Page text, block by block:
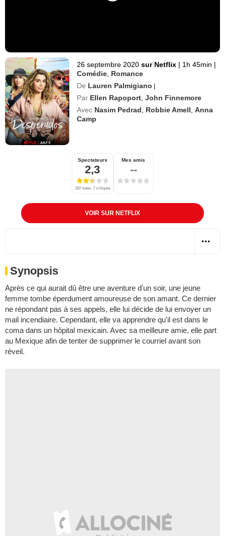
26 septembre 2020 sur Netflix | 1h 45min |
Comédie Romance
De Lauren Palmigiano |
Par Ellen Rapoport ,John Finnemore
Avec Nasim Pedrad Robbie Amell ,Anna
Camp
Spectateurs
2,3
162 notes, 7 critiques
Mes amis
--
VOIR SUR NETFLIX
Synopsis
Après ce qui aurait dû être une aventure d'un soir, une jeune
femme tombe éperdument amoureuse de son amant. Ce dernier
ne répondant pas à ses appels, elle lui décide de lui envoyer un
mail incendiaire. Cependant, elle va apprendre qu'il est dans le
coma dans un hôpital mexicain. Avec sa meilleure amie, elle part
au Mexique afin de tenter de supprimer le courriel avant son
réveil.